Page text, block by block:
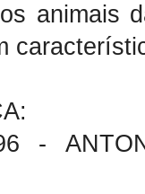
animais
-